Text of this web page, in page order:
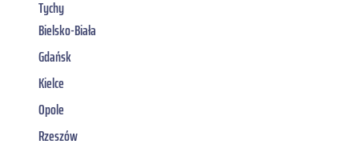
Tychy
Bielsko-Biała
Gdańsk
Kielce
Opole
Rzeszów